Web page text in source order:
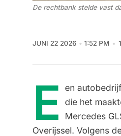
De rechtbank stelde vast
JUNI 22 2026 1:52 PM
E
en
die het
Mercedes
Overijssel. Volgens